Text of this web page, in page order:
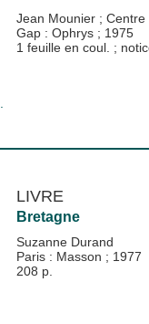
Jean Mounier ; Centre
Gap : Ophrys ; 1975
1 feuille en coul. ;
LIVRE
Bretagne
Suzanne Durand
Paris : Masson ; 1977
208 p.